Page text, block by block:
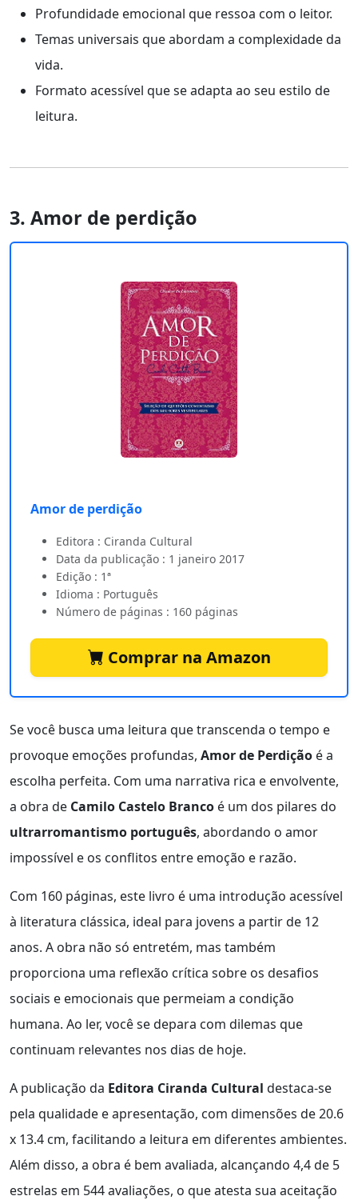
Profundidade emocional que ressoa com o leitor.
Temas universais que abordam a complexidade da
vida.
Formato acessível que se adapta ao seu estilo de
leitura.
3. Amor de perdição
Amor de perdição
Editora : Ciranda Cultural
Data da publicação : 1 janeiro 2017
Edição : 1ª
Idioma : Português
Número de páginas : 160 páginas
Comprar na Amazon
Se você busca uma leitura que transcenda o tempo e
provoque emoções profundas, Amor de Perdição é a
escolha perfeita. Com uma narrativa rica e envolvente,
a obra de Camilo Castelo Branco é um dos pilares do
ultrarromantismo português, abordando o amor
impossível e os conflitos entre emoção e razão.
Com 160 páginas, este livro é uma introdução acessível
à literatura clássica, ideal para jovens a partir de 12
anos. A obra não só entretém, mas também
proporciona uma reflexão crítica sobre os desafios
sociais e emocionais que permeiam a condição
humana. Ao ler, você se depara com dilemas que
continuam relevantes nos dias de hoje.
A publicação da Editora Ciranda Cultural destaca-se
pela qualidade e apresentação, com dimensões de 20.6
x 13.4 cm, facilitando a leitura em diferentes ambientes.
Além disso, a obra é bem avaliada, alcançando 4,4 de 5
estrelas em 544 avaliações, o que atesta sua aceitação